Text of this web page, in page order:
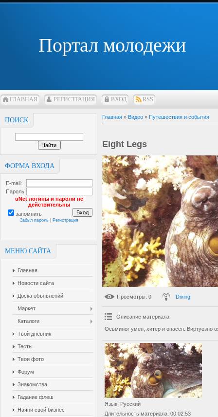
Портал молодежи
ГЛАВНАЯ РЕГИСТРАЦИЯ ВХОД RSS
ПОИСК
ФОРМА ВХОДА
E-mail:
Пароль:
uNet логины и пароли не
действительны
запомнить
Забыл пароль Регистрация
МЕНЮ САЙТА
Главная
Новости сайта
Доска объявлений
Маркет
Каталоги
Твой дневник
Тесты
Твои фото
Форум
Знакомства
Гадание флеш
Начни свой бизнес
Главная » Видео » Путешествия и события
Eight Legs
Просмотры: 0 Diving
Описание материала:
Осьминог умен, хитер и опасен. Виртуозно
Язык: Русский
Длительность материала: 00:02:53